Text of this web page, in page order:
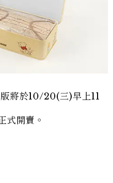
將於10/20(三)早上11
式開賣。